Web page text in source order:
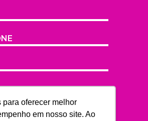
oferecer melhor
em nosso site. Ao